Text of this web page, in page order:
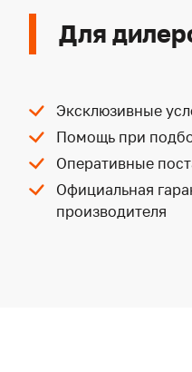
Для
Эксклюзивные
Помощь при
Оперативные
Официальная
производителя